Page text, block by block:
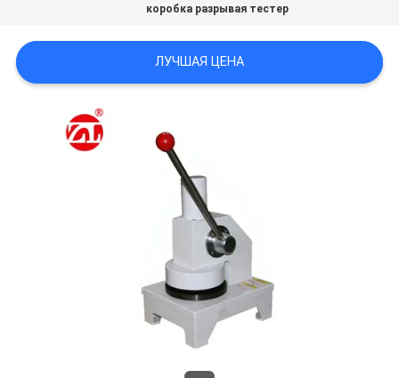
SHOW
SITEMAP
коробка разрывая тестер
ЛУЧШАЯ ЦЕНА